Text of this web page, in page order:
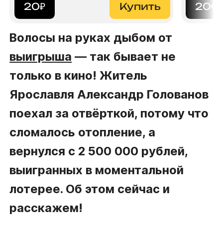
20₽ Купить 200
Волосы на руках дыбом от
выигрыша — так бывает не
только в кино! Житель
Ярославля Александр Голованов
поехал за отвёрткой, потому что
сломалось отопление, а
вернулся с 2 500 000 рублей,
выигранных в моментальной
лотерее. Об этом сейчас и
расскажем!